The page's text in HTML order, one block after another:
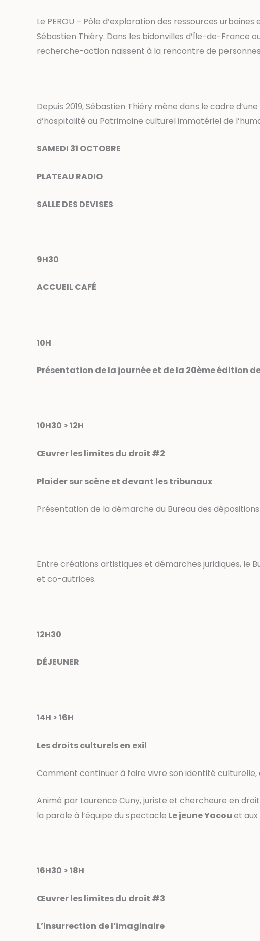
Le PEROU – Pôle d’exploration des ressources
Sébastien Thiéry. Dans les bidonvilles d’Île-de-France
recherche-action naissent à la rencontre de
Depuis 2019, Sébastien Thiéry mène dans le cadre
d’hospitalité au Patrimoine culturel immatériel de
SAMEDI 31 OCTOBRE
PLATEAU RADIO
SALLE DES DEVISES
9H30
ACCUEIL CAFÉ
10H
Présentation de la journée et de la 20èmeédition
10H30 > 12H
Œuvrer les limites du droit #2
Plaider sur scène et devant les tribunaux
Présentation de la démarche du Bureau des
Entre créations artistiques et démarches juridiques, le
et co-autrices.
12H30
DÉJEUNER
14H > 16H
Les droits culturels en exil
Comment continuer à faire vivre son identité culturelle,
Animé par Laurence Cuny, juriste et chercheure en
la parole à l’équipe du spectacle Le jeune Yacouet aux
16H30 > 18H
Œuvrer les limites du droit #3
L’insurrection de l’imaginaire